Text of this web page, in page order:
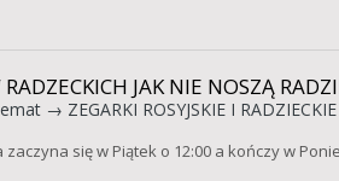
JAK NIE NOSZĄ
→ ZEGARKI ROSYJSKIE I RADZIECKIE
się w Piątek o 12:00 a kończy w